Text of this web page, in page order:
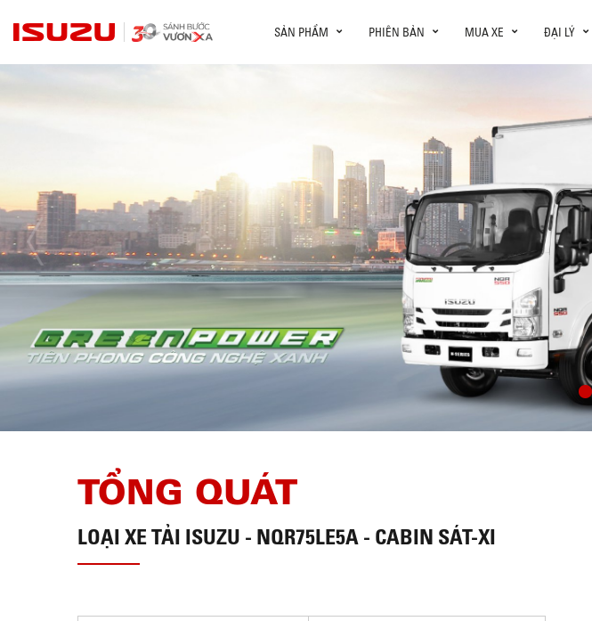
SẢN PHẨM PHIÊN BẢN MUA XE ĐẠI LÝ
TỔNG QUÁT
LOẠI XE TẢI ISUZU - NQR75LE5A - CABIN SÁT-XI